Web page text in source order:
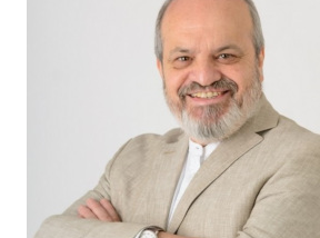
Guarda mi nombre, correo
este navegador para la próxima
comente.
Este sitio esta protegido
reCAPTCHA y la
Política de